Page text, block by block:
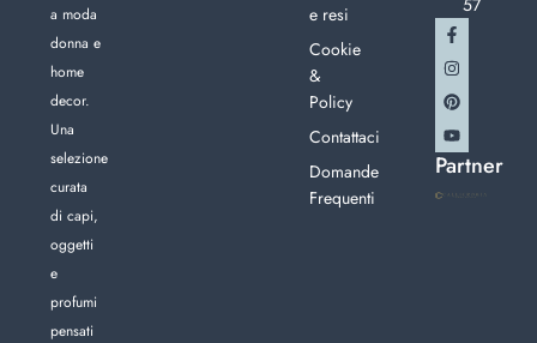
a moda
donna e
home
decor.
Una
selezione
curata
di capi,
oggetti
e
profumi
pensati
e resi
Cookie
&
Policy
Contattaci
Domande
Frequenti
Partner